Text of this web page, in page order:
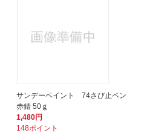
サンデーペイント 74さび止ペン
赤錆 50ｇ
1,480円
148ポイント